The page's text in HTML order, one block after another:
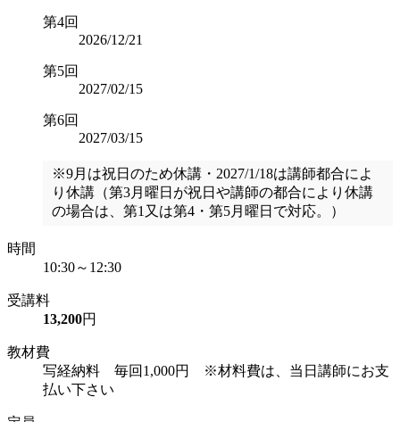
第4回
2026/12/21
第5回
2027/02/15
第6回
2027/03/15
※9月は祝日のため休講・2027/1/18は講師都合によ
り休講（第3月曜日が祝日や講師の都合により休講
の場合は、第1又は第4・第5月曜日で対応。）
時間
10:30～12:30
受講料
13,200円
教材費
写経納料 毎回1,000円 ※材料費は、当日講師にお支
払い下さい